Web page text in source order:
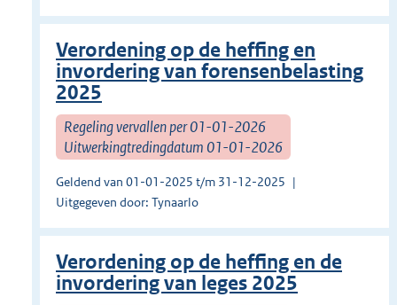
Verordening op de heffing en
invordering van forensenbelasting
2025
Regeling vervallen per 01-01-2026
Uitwerkingtredingdatum 01-01-2026
Geldend van 01-01-2025 t/m 31-12-2025
Uitgegeven door: Tynaarlo
Verordening op de heffing en de
invordering van leges 2025